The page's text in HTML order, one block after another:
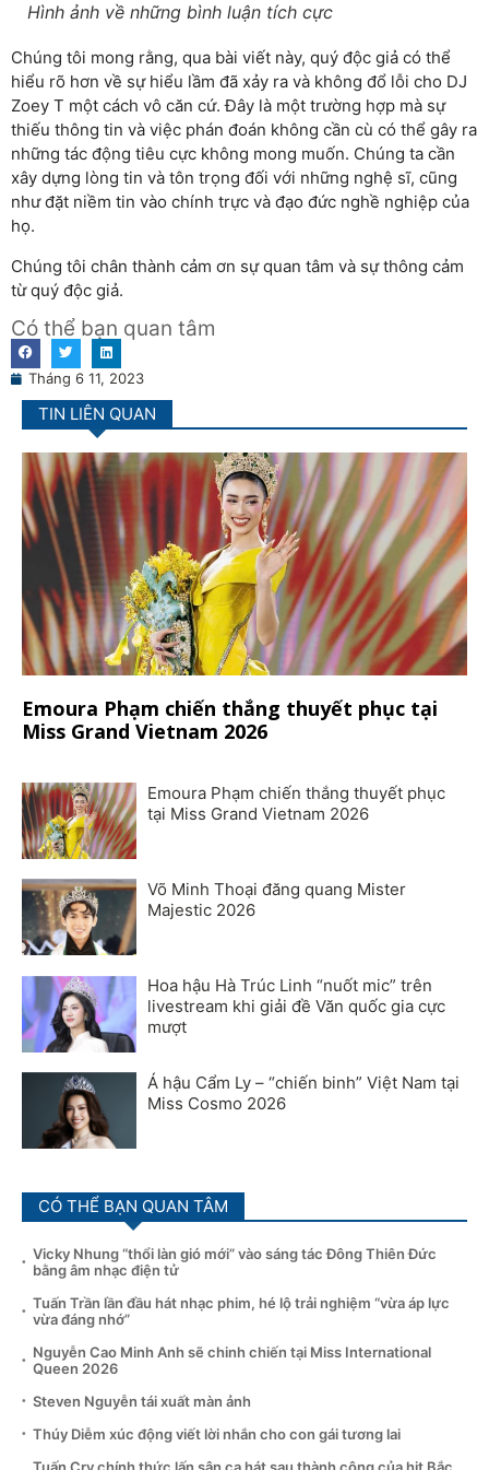
Hình ảnh về những bình luận tích cực
Chúng tôi mong rằng, qua bài viết này, quý độc giả có thể
hiểu rõ hơn về sự hiểu lầm đã xảy ra và không đổ lỗi cho DJ
Zoey T một cách vô căn cứ. Đây là một trường hợp mà sự
thiếu thông tin và việc phán đoán không cần cù có thể gây ra
những tác động tiêu cực không mong muốn. Chúng ta cần
xây dựng lòng tin và tôn trọng đối với những nghệ sĩ, cũng
như đặt niềm tin vào chính trực và đạo đức nghề nghiệp của
họ.
Chúng tôi chân thành cảm ơn sự quan tâm và sự thông cảm
từ quý độc giả.
Có thể bạn quan tâm
Tháng 6 11, 2023
TIN LIÊN QUAN
Emoura Phạm chiến thắng thuyết phục tại
Miss Grand Vietnam 2026
Emoura Phạm chiến thắng thuyết phục
tại Miss Grand Vietnam 2026
Võ Minh Thoại đăng quang Mister
Majestic 2026
Hoa hậu Hà Trúc Linh “nuốt mic” trên
livestream khi giải đề Văn quốc gia cực
mượt
Á hậu Cẩm Ly – “chiến binh” Việt Nam tại
Miss Cosmo 2026
CÓ THỂ BẠN QUAN TÂM
Vicky Nhung “thổi làn gió mới” vào sáng tác Đông Thiên Đức
bằng âm nhạc điện tử
Tuấn Trần lần đầu hát nhạc phim, hé lộ trải nghiệm “vừa áp lực
vừa đáng nhớ”
Nguyễn Cao Minh Anh sẽ chinh chiến tại Miss International
Queen 2026
Steven Nguyễn tái xuất màn ảnh
Thúy Diễm xúc động viết lời nhắn cho con gái tương lai